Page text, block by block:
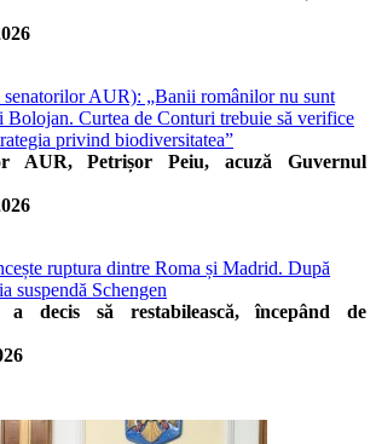
AUR): „Banii românilor nu sunt
Bolojan. Curtea de Conturi trebuie să verifice
privind biodiversitatea”
AUR, Petrișor Peiu, acuză Guvernul
ruptura dintre Roma și Madrid. După
suspendă Schengen
a decis să restabilească, începând de